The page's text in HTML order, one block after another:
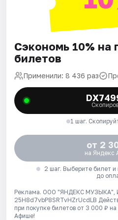
Сэкономь 10% на
билетов
Применили: 8 436 раз
1 шаг.
от 2
на Яндекс
2 шаг. Выберите билет
до
Реклама. ООО "ЯНДЕКС МУЗЫКА",
25H8d7vbP8SRTvHZrUcdLB
при покупке билетов от 3 000 ₽
Афише!